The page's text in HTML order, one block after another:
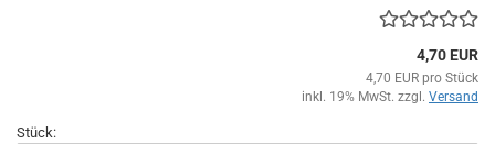
4,70 EUR
4,70 EUR pro Stück
inkl. 19% MwSt. zzgl. Versand
Stück: